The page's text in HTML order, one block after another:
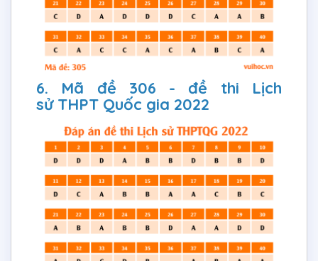
6. Mã đề 306 - đề thi Lịch
sử THPT Quốc gia 2022